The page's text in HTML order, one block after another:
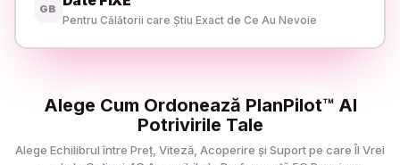
GB
Pentru Călătorii care Știu Exact de Ce Au Nevoie
Alege Cum Ordonează PlanPilot™ AI
Potrivirile Tale
Alege Echilibrul între Preț, Viteză, Acoperire și Suport pe care Îl Vrei